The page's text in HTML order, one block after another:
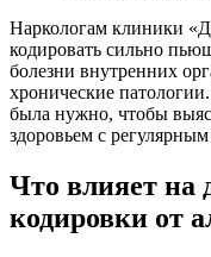
Наркологам клиники
кодировать сильно
болезни внутренних
хронические
была нужно, чтобы
здоровьем с
Что влияет на
кодировки от